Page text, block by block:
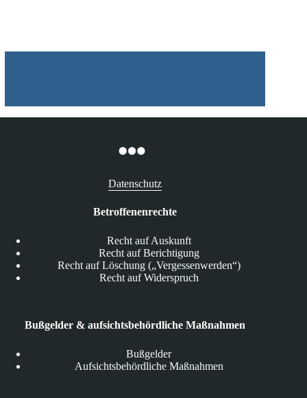
Abkommen
und
den
Datenschutz
Betroffenenrechte
Recht auf Auskunft
Recht auf Berichtigung
Recht auf Löschung („Vergessenwerden“)
Recht auf Widerspruch
Bußgelder & aufsichtsbehördliche Maßnahmen
Bußgelder
Aufsichtsbehördliche Maßnahmen